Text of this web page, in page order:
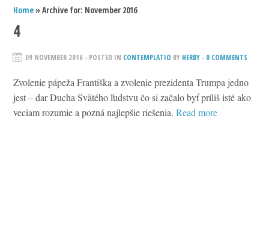
Home» Archive for: November 2016
4
09 NOVEMBER 2016 - POSTED IN CONTEMPLATIO BY HERBY - 0 COMMENTS
Zvolenie pápeža Františka a zvolenie prezidenta Trumpa jedno
jest – dar Ducha Svätého ľudstvu čo si začalo byť príliš isté ako
veciam rozumie a pozná najlepšie riešenia.Read more